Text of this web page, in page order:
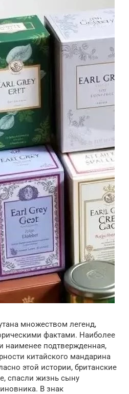
множеством легенд,
фактами. Наиболее
наименее подтвержденная,
китайского мандарина
этой истории, британские
спасли жизнь сыну
В знак